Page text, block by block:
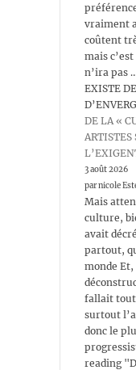
vraiment
coûtent
mais
n’ira pas
EXISTE
DE LA «
3 août 2026
par nicole
Mais
culture,
avait
partout,
monde Et,
fallait
surtout
donc le
reading